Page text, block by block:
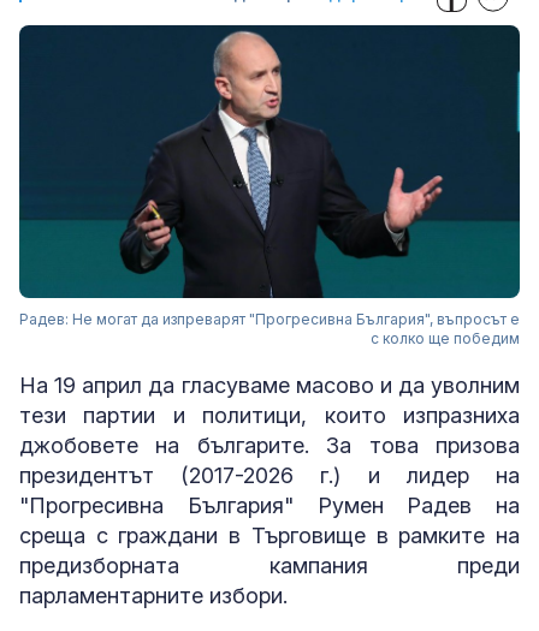
Радев: Не могат да изпреварят "Прогресивна България", въпросът е
с колко ще победим
На 19 април да гласуваме масово и да уволним
тези партии и политици, които изпразниха
джобовете на българите. За това призова
президентът (2017-2026 г.) и лидер на
"Прогресивна България" Румен Радев на
среща с граждани в Търговище в рамките на
предизборната кампания преди
парламентарните избори.